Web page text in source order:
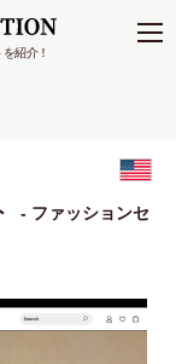
紹介！
- ファッションセ